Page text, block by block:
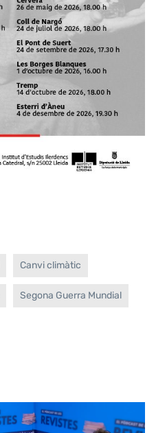
Canvi climàtic
Segona Guerra Mundial